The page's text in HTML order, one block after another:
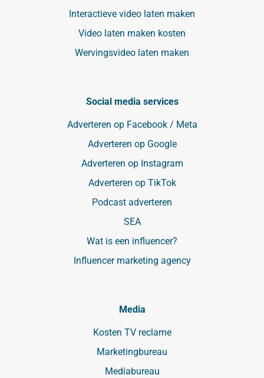
Interactieve video laten maken
Video laten maken kosten
Wervingsvideo laten maken
Social media services
Adverteren op Facebook / Meta
Adverteren op Google
Adverteren op Instagram
Adverteren op TikTok
Podcast adverteren
SEA
Wat is een influencer?
Influencer marketing agency
Media
Kosten TV reclame
Marketingbureau
Mediabureau